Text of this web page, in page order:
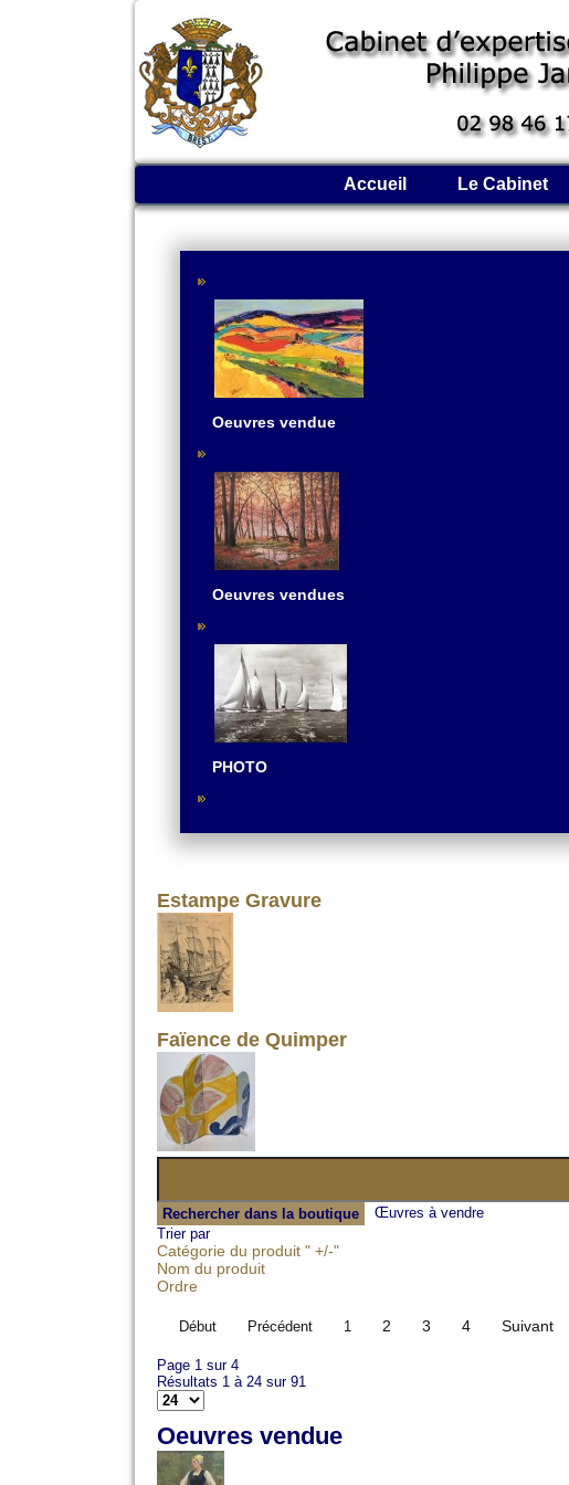
Accueil Le Cabinet
Oeuvres vendue
Oeuvres vendues
PHOTO
Estampe Gravure
Faïence de Quimper
Œuvres à vendre
Trier par
Catégorie du produit " +/-"
Nom du produit
Ordre
Début Précédent 1 2 3 4 Suivant
Page 1 sur 4
Résultats 1 à 24 sur 91
Oeuvres vendue